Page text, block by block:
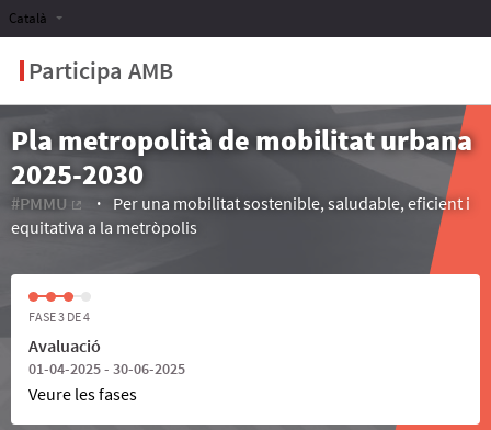
Participa AMB
Català
Pla metropolità de mobilitat urbana
2025-2030
#PMMU
(Enllaç extern)
Per una mobilitat sostenible, saludable, eficient i
equitativa a la metròpolis
FASE 3 DE 4
Avaluació
01-04-2025 - 30-06-2025
Veure les fases